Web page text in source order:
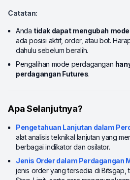
Catatan:
Anda tidak dapat mengubah
ada posisi aktif, order, atau bot.
dahulu sebelum beralih.
Pengalihan mode perdagangan
perdagangan Futures.
Apa Selanjutnya?
Pengetahuan Lanjutan dalam
alat analisis teknikal lanjutan yang
berbagai indikator dan osilator.
Jenis Order dalam Perdagangan
jenis order yang tersedia di Bitsgap,